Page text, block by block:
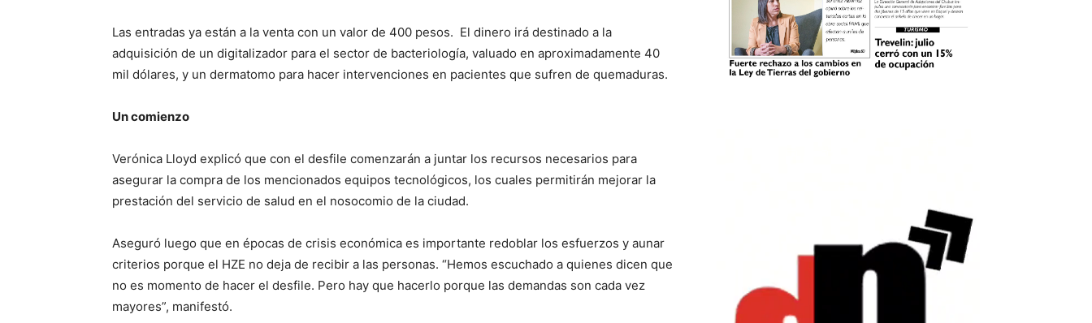
Las entradas ya están a la venta con un valor de 400 pesos. El dinero irá destinado a la
adquisición de un digitalizador para el sector de bacteriología, valuado en aproximadamente 40
mil dólares, y un dermatomo para hacer intervenciones en pacientes que sufren de quemaduras.
Un comienzo
Verónica Lloyd explicó que con el desfile comenzarán a juntar los recursos necesarios para
asegurar la compra de los mencionados equipos tecnológicos, los cuales permitirán mejorar la
prestación del servicio de salud en el nosocomio de la ciudad.
Aseguró luego que en épocas de crisis económica es importante redoblar los esfuerzos y aunar
criterios porque el HZE no deja de recibir a las personas. “Hemos escuchado a quienes dicen que
no es momento de hacer el desfile. Pero hay que hacerlo porque las demandas son cada vez
mayores”, manifestó.